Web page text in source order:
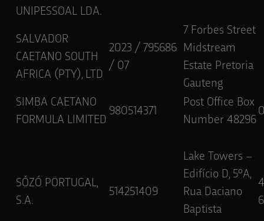
UNIPESSOAL LDA.
SALVADOR
CAETANO SOUTH
AFRICA (PTY), LTD
2023 / 795686
/ 07
7 Forbes Street
Midstream
Estate Pretoria
Gauteng
SIMBA CAETANO
FORMULA LIMITED
980514371
Post Office Box
Number 48296
SÓZÓ PORTUGAL,
S.A.
514251409
Lake Towers –
Edifício D, 5ºA,
Rua Daciano
Baptista